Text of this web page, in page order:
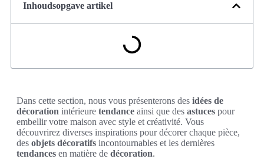
Inhoudsopgave artikel
Dans cette section, nous vous présenterons des idées de
décoration intérieure tendance ainsi que des astuces pour
embellir votre maison avec style et créativité. Vous
découvrirez diverses inspirations pour décorer chaque pièce,
des objets décoratifs incontournables et les dernières
tendances en matière de décoration.